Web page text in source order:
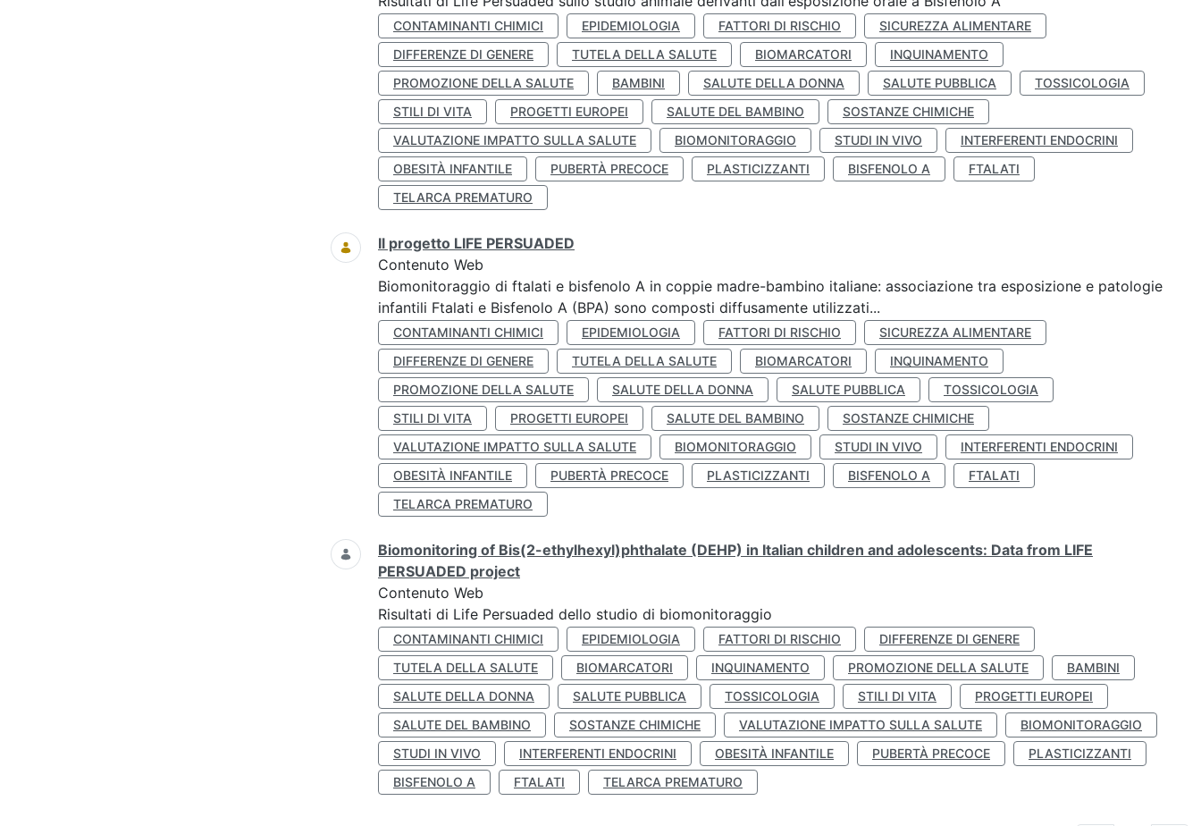
CONTAMINANTI CHIMICI EPIDEMIOLOGIA FATTORI DI RISCHIO
SICUREZZA ALIMENTARE
DIFFERENZE DI GENERE
TUTELA DELLA SALUTE BIOMARCATORI
INQUINAMENTO
PROMOZIONE DELLA SALUTE
BAMBINI SALUTE DELLA DONNA SALUTE PUBBLICA
TOSSICOLOGIA
STILI DI VITA
PROGETTI EUROPEI SALUTE DEL BAMBINO
SOSTANZE CHIMICHE
VALUTAZIONE IMPATTO SULLA SALUTE
BIOMONITORAGGIO STUDI IN VIVO
INTERFERENTI ENDOCRINI
OBESITÀ INFANTILE
PUBERTÀ PRECOCE PLASTICIZZANTI BISFENOLO A
FTALATI
TELARCA PREMATURO
Il progetto LIFE PERSUADED
Contenuto Web
Biomonitoraggio di ftalati e bisfenolo A in coppie madre-bambino italiane: associazione tra esposizione e patologie
infantili Ftalati e Bisfenolo A (BPA) sono composti diffusamente utilizzati...
CONTAMINANTI CHIMICI EPIDEMIOLOGIA FATTORI DI RISCHIO
SICUREZZA ALIMENTARE
DIFFERENZE DI GENERE
TUTELA DELLA SALUTE BIOMARCATORI
INQUINAMENTO
PROMOZIONE DELLA SALUTE
SALUTE DELLA DONNA SALUTE PUBBLICA
TOSSICOLOGIA
STILI DI VITA
PROGETTI EUROPEI SALUTE DEL BAMBINO
SOSTANZE CHIMICHE
VALUTAZIONE IMPATTO SULLA SALUTE
BIOMONITORAGGIO STUDI IN VIVO
INTERFERENTI ENDOCRINI
OBESITÀ INFANTILE
PUBERTÀ PRECOCE PLASTICIZZANTI BISFENOLO A
FTALATI
TELARCA PREMATURO
Biomonitoring of Bis(2-ethylhexyl)phthalate (DEHP) in Italian children and adolescents: Data from LIFE
PERSUADED project
Contenuto Web
Risultati di Life Persuaded dello studio di biomonitoraggio
CONTAMINANTI CHIMICI EPIDEMIOLOGIA FATTORI DI RISCHIO
DIFFERENZE DI GENERE
TUTELA DELLA SALUTE
BIOMARCATORI INQUINAMENTO PROMOZIONE DELLA SALUTE
BAMBINI
SALUTE DELLA DONNA
SALUTE PUBBLICA TOSSICOLOGIA STILI DI VITA
PROGETTI EUROPEI
SALUTE DEL BAMBINO
SOSTANZE CHIMICHE VALUTAZIONE IMPATTO SULLA SALUTE
BIOMONITORAGGIO
STUDI IN VIVO
INTERFERENTI ENDOCRINI OBESITÀ INFANTILE PUBERTÀ PRECOCE
PLASTICIZZANTI
BISFENOLO A
FTALATI TELARCA PREMATURO